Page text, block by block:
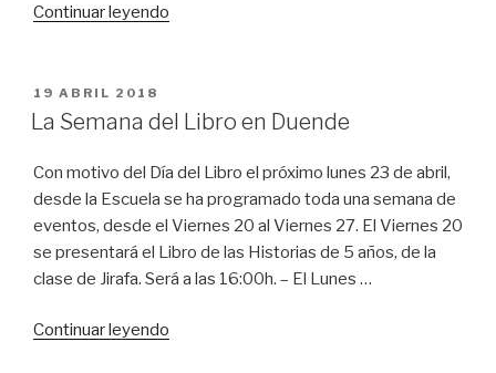
Continuar leyendo
Reunión
de
Febrero
2019»
PUBLICADO
EL
19 ABRIL 2018
La Semana del Libro en Duende
Con motivo del Día del Libro el próximo lunes 23 de abril,
desde la Escuela se ha programado toda una semana de
eventos, desde el Viernes 20 al Viernes 27. El Viernes 20
se presentará el Libro de las Historias de 5 años, de la
clase de Jirafa. Será a las 16:00h. – El Lunes …
Continuar leyendo